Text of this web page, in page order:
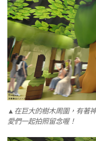
▲在巨大的樹木周圍，有著
愛們一起拍照留念喔！